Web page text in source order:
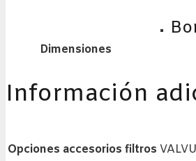
Dimensiones
Información
Opciones accesorios filtros